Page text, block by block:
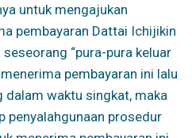
untuk mengajukan
pembayaran Dattai Ichijikin
“pura-pura keluar
pembayaran ini lalu
dalam waktu singkat, maka
penyalahgunaan prosedur